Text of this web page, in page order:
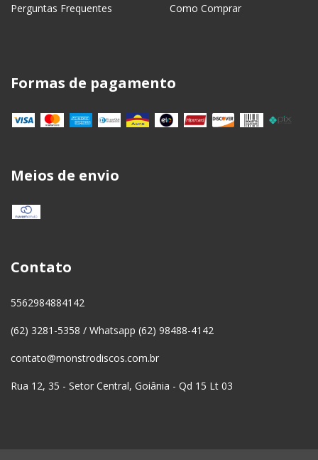
Perguntas Frequentes Como Comprar
Formas de pagamento
Meios de envio
Contato
5562984884142
(62) 3281-5358 / Whatsapp (62) 98488-4142
contato@monstrodiscos.com.br
Rua 12, 35 - Setor Central, Goiânia - Qd 15 Lt 03